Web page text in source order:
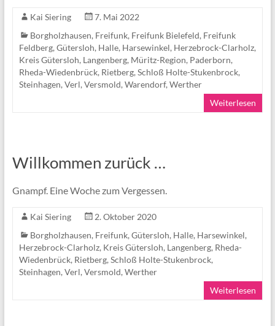
Kai Siering
7. Mai 2022
Borgholzhausen, Freifunk, Freifunk Bielefeld, Freifunk
Feldberg, Gütersloh, Halle, Harsewinkel, Herzebrock-Clarholz,
Kreis Gütersloh, Langenberg, Müritz-Region, Paderborn,
Rheda-Wiedenbrück, Rietberg, Schloß Holte-Stukenbrock,
Steinhagen, Verl, Versmold, Warendorf, Werther
Weiterlesen
Willkommen zurück …
Gnampf. Eine Woche zum Vergessen.
Kai Siering
2. Oktober 2020
Borgholzhausen, Freifunk, Gütersloh, Halle, Harsewinkel,
Herzebrock-Clarholz, Kreis Gütersloh, Langenberg, Rheda-
Wiedenbrück, Rietberg, Schloß Holte-Stukenbrock,
Steinhagen, Verl, Versmold, Werther
Weiterlesen